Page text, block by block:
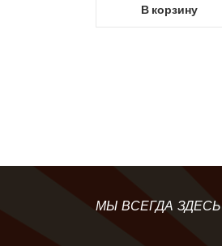
В корзину
МЫ ВСЕГДА